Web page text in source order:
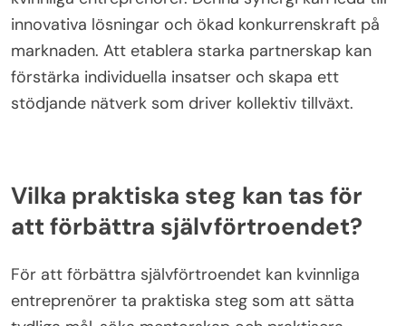
Dessutom förbättrar odling av relationer genom
uppföljningar och personlig kommunikation
nätverksinsatser. Sök efter kvinnoinriktade grupper
för att dela erfarenheter och få insikter. Dessa
Hur kan samarbete leda till gemensam
Samarbete främjar gemensam framgång genom
att utnyttja olika styrkor och perspektiv. Det ökar